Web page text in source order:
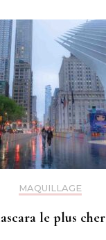
MAQUILLAGE
le plus